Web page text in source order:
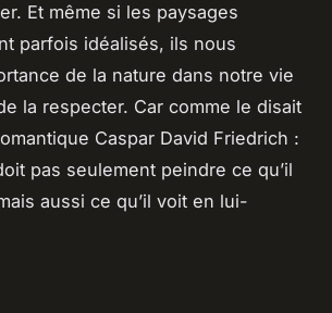
Et même si les paysages
parfois idéalisés, ils nous
de la nature dans notre vie
la respecter. Car comme le disait
Caspar David Friedrich :
pas seulement peindre ce qu’il
aussi ce qu’il voit en lui-